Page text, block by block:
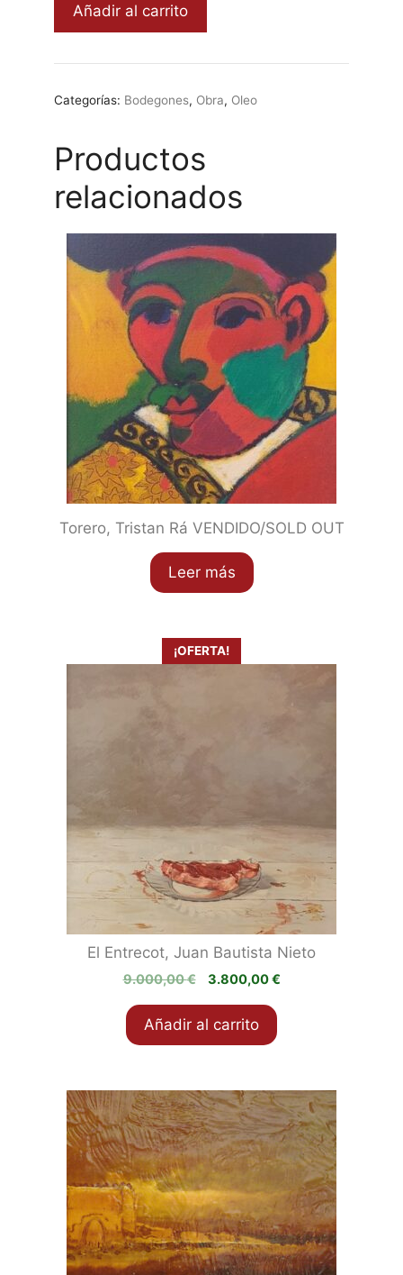
con
Ulises
cantidad
Añadir al carrito
Categorías: Bodegones, Obra, Oleo
Productos
relacionados
Torero, Tristan Rá VENDIDO/SOLD OUT
Leer más
¡OFERTA!
El Entrecot, Juan Bautista Nieto
9.000,00€
El
original
era:
3.800,00€El
Añadir al carrito